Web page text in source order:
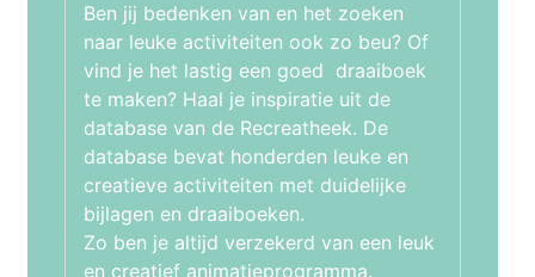
Ben jij bedenken van en het zoeken
naar leuke activiteiten ook zo beu? Of
vind je het lastig een goed draaiboek
te maken? Haal je inspiratie uit de
database van de Recreatheek. De
database bevat honderden leuke en
creatieve activiteiten met duidelijke
bijlagen en draaiboeken.
Zo ben je altijd verzekerd van een leuk
en creatief animatieprogramma.